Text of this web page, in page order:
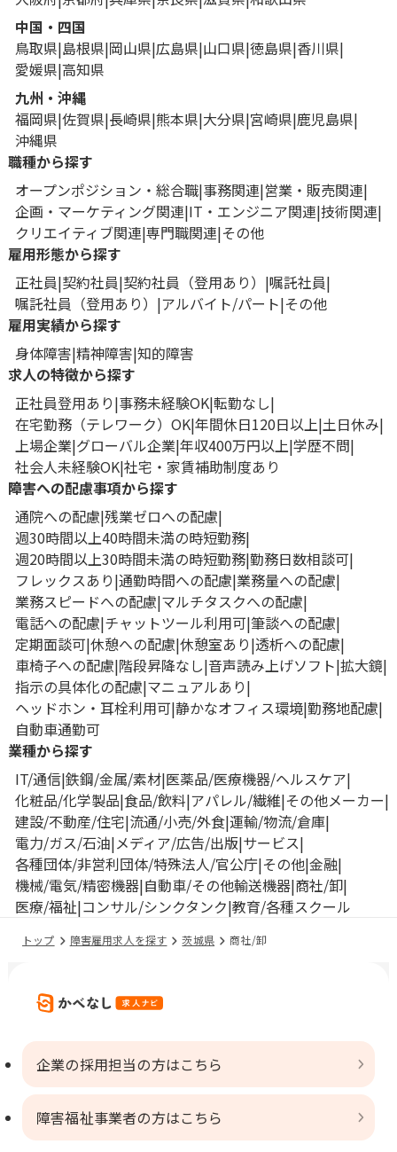
中国・四国
鳥取県 島根県 岡山県 広島県 山口県 徳島県 香川県
愛媛県 高知県
九州・沖縄
福岡県 佐賀県 長崎県 熊本県 大分県 宮崎県 鹿児島県
沖縄県
職種から探す
オープンポジション・総合職 事務関連 営業・販売関連
企画・マーケティング関連 IT・エンジニア関連 技術関連
クリエイティブ関連 専門職関連 その他
雇用形態から探す
正社員 契約社員 契約社員（登用あり）
嘱託社員
嘱託社員（登用あり）
アルバイト/パート その他
雇用実績から探す
身体障害 精神障害 知的障害
求人の特徴から探す
正社員登用あり 事務未経験OK 転勤なし
在宅勤務（テレワーク）OK 年間休日120日以上 土日休み
上場企業 グローバル企業 年収400万円以上 学歴不問
社会人未経験OK 社宅・家賃補助制度あり
障害への配慮事項から探す
通院への配慮 残業ゼロへの配慮
週30時間以上40時間未満の時短勤務
週20時間以上30時間未満の時短勤務 勤務日数相談可
フレックスあり 通勤時間への配慮 業務量への配慮
業務スピードへの配慮 マルチタスクへの配慮
電話への配慮 チャットツール利用可 筆談への配慮
定期面談可 休憩への配慮 休憩室あり 透析への配慮
車椅子への配慮 階段昇降なし 音声読み上げソフト 拡大鏡
指示の具体化の配慮 マニュアルあり
ヘッドホン・耳栓利用可 静かなオフィス環境 勤務地配慮
自動車通勤可
業種から探す
IT/通信 鉄鋼/金属/素材 医薬品/医療機器/ヘルスケア
化粧品/化学製品 食品/飲料 アパレル/繊維 その他メーカー
建設/不動産/住宅 流通/小売/外食 運輸/物流/倉庫
電力/ガス/石油 メディア/広告/出版 サービス
各種団体/非営利団体/特殊法人/官公庁 その他 金融
機械/電気/精密機器 自動車/その他輸送機器 商社/卸
医療/福祉 コンサル/シンクタンク 教育/各種スクール
トップ 障害雇用求人を探す 茨城県 商社/卸
企業の採用担当の方はこちら
障害福祉事業者の方はこちら